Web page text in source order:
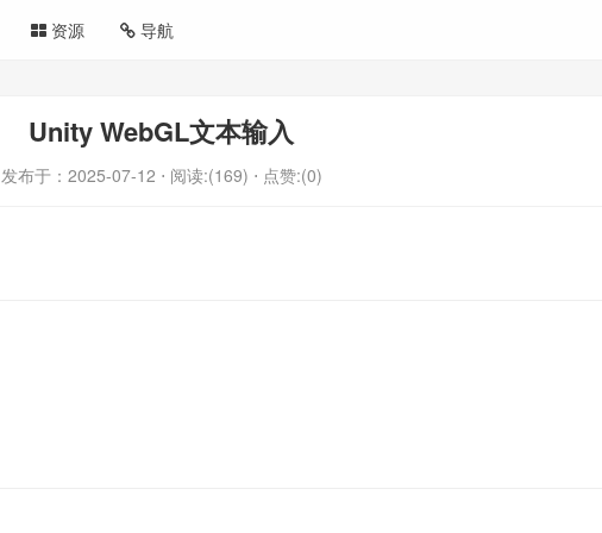
资源 导航
Unity WebGL文本输入
发布于： 2025-07-12 ⋅ 阅读:(169) ⋅ 点赞:(0)